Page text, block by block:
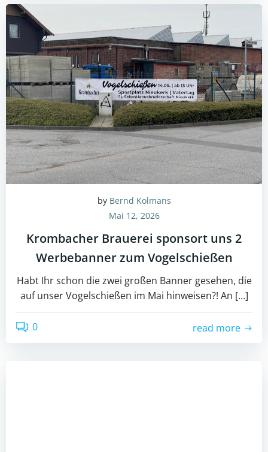
by Bernd Kolmans
Mai 12, 2026
Krombacher Brauerei sponsort uns 2
Werbebanner zum Vogelschießen
Habt Ihr schon die zwei großen Banner gesehen, die
auf unser Vogelschießen im Mai hinweisen?! An […]
0 read more